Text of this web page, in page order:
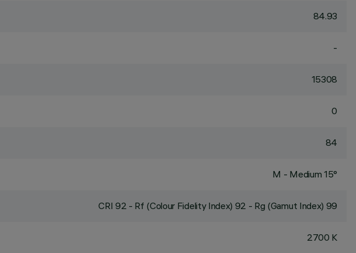
84.93
-
15308
0
84
M - Medium 15°
CRI 92 - Rf (Colour Fidelity Index) 92 - Rg (Gamut Index) 99
2700 K